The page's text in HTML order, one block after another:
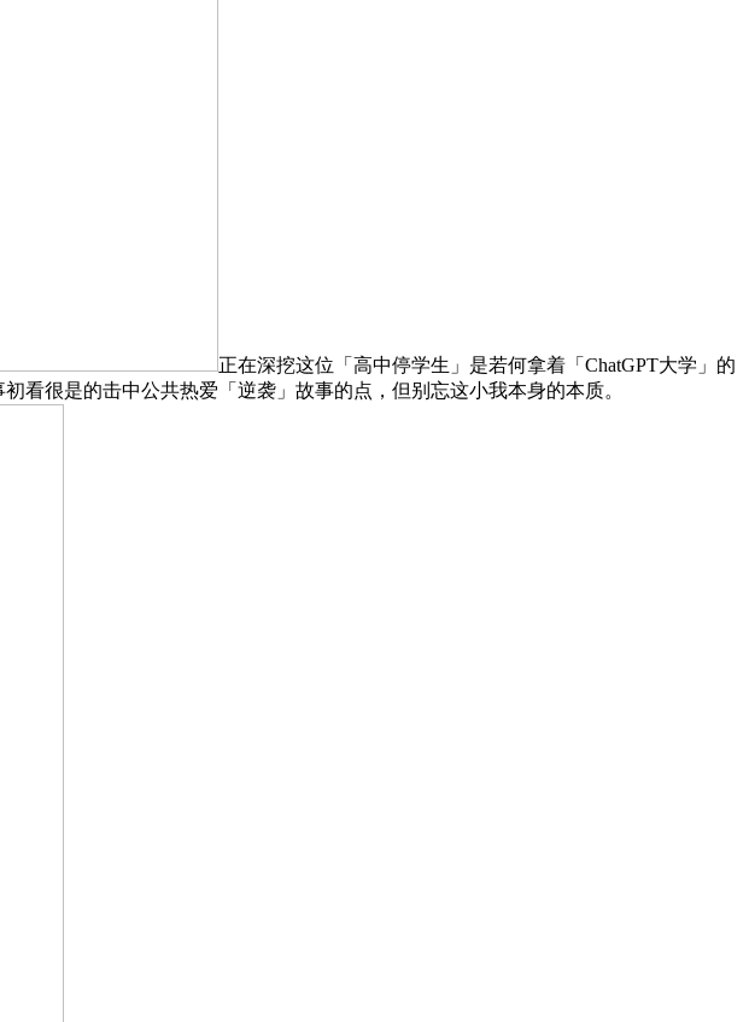
正在深挖这位「高中停学生」是若何拿着「ChatGPT大学」的
看很是的击中公共热爱「逆袭」故事的点，但别忘这小我本身的本质。